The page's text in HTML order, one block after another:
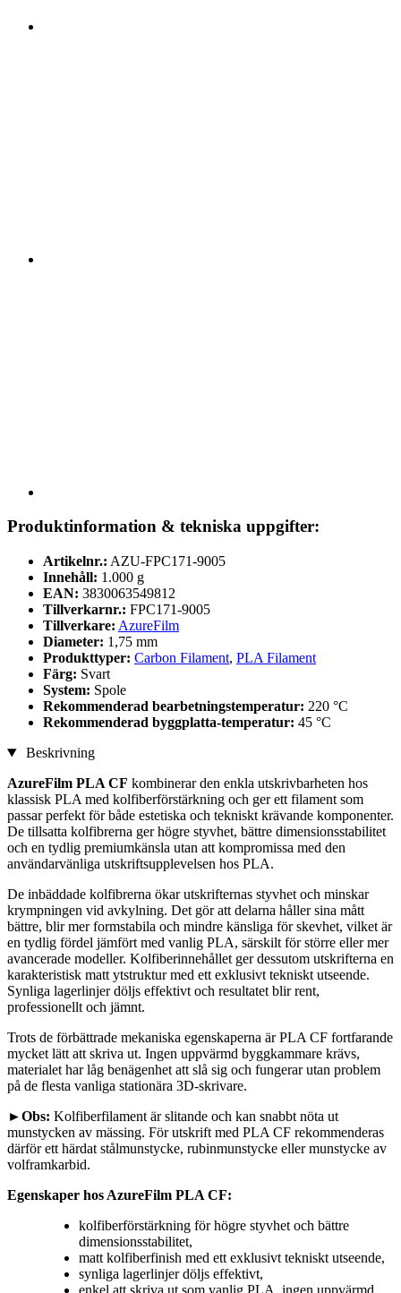
Produktinformation & tekniska uppgifter:
Artikelnr.: AZU-FPC171-9005
Innehåll: 1.000 g
EAN: 3830063549812
Tillverkarnr.: FPC171-9005
Tillverkare: AzureFilm
Diameter: 1,75 mm
Produkttyper: Carbon Filament, PLA Filament
Färg: Svart
System: Spole
Rekommenderad bearbetningstemperatur: 220 °C
Rekommenderad byggplatta-temperatur: 45 °C
Beskrivning
AzureFilm PLA CF kombinerar den enkla utskrivbarheten hos
klassisk PLA med kolfiberförstärkning och ger ett filament som
passar perfekt för både estetiska och tekniskt krävande komponenter.
De tillsatta kolfibrerna ger högre styvhet, bättre dimensionsstabilitet
och en tydlig premiumkänsla utan att kompromissa med den
användarvänliga utskriftsupplevelsen hos PLA.
De inbäddade kolfibrerna ökar utskrifternas styvhet och minskar
krympningen vid avkylning. Det gör att delarna håller sina mått
bättre, blir mer formstabila och mindre känsliga för skevhet, vilket är
en tydlig fördel jämfört med vanlig PLA, särskilt för större eller mer
avancerade modeller. Kolfiberinnehållet ger dessutom utskrifterna en
karakteristisk matt ytstruktur med ett exklusivt tekniskt utseende.
Synliga lagerlinjer döljs effektivt och resultatet blir rent,
professionellt och jämnt.
Trots de förbättrade mekaniska egenskaperna är PLA CF fortfarande
mycket lätt att skriva ut. Ingen uppvärmd byggkammare krävs,
materialet har låg benägenhet att slå sig och fungerar utan problem
på de flesta vanliga stationära 3D-skrivare.
►Obs: Kolfiberfilament är slitande och kan snabbt nöta ut
munstycken av mässing. För utskrift med PLA CF rekommenderas
därför ett härdat stålmunstycke, rubinmunstycke eller munstycke av
volframkarbid.
Egenskaper hos AzureFilm PLA CF:
kolfiberförstärkning för högre styvhet och bättre
dimensionsstabilitet,
matt kolfiberfinish med ett exklusivt tekniskt utseende,
synliga lagerlinjer döljs effektivt,
enkel att skriva ut som vanlig PLA, ingen uppvärmd